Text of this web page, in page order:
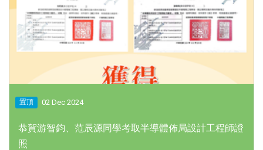
置頂 02 Dec 2024
恭賀游智鈞、范辰源同學考取半導體佈局設計工程師證
照